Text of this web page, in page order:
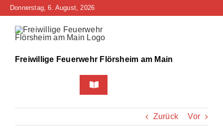
Zum
springen
Donnerstag, 6. August, 2026
Freiwillige Feuerwehr Flörsheim am Main
Toggle
Navigation
Home
Zurück Vor